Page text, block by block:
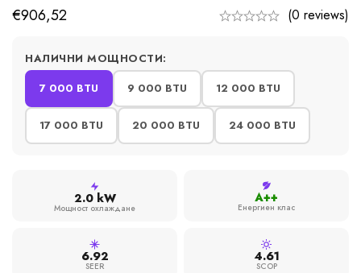
€906,52 (0 reviews)
НАЛИЧНИ МОЩНОСТИ:
7 000 BTU
9 000 BTU 12 000 BTU
17 000 BTU 20 000 BTU 24 000 BTU
2.0 kW
Мощност охлаждане
A++
Енергиен клас
6.92
SEER
4.61
SCOP